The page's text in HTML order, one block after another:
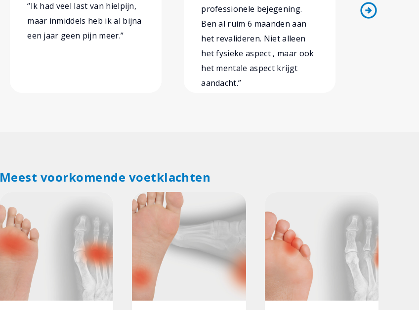
“Ik had veel last van hielpijn,
maar inmiddels heb ik al bijna
een jaar geen pijn meer.”
professionele bejegening.
Ben al ruim 6 maanden aan
het revalideren. Niet alleen
het fysieke aspect , maar ook
het mentale aspect krijgt
aandacht.”
bleken
arrow_circle_right
Meest voorkomende voetklachten